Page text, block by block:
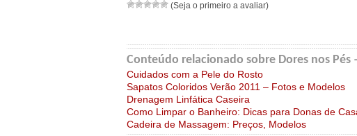
(Seja o primeiro a avaliar)
Conteúdo relacionado sobre Dores nos Pés
Cuidados com a Pele do Rosto
Sapatos Coloridos Verão 2011 – Fotos e Modelos
Drenagem Linfática Caseira
Como Limpar o Banheiro: Dicas para Donas de
Cadeira de Massagem: Preços, Modelos